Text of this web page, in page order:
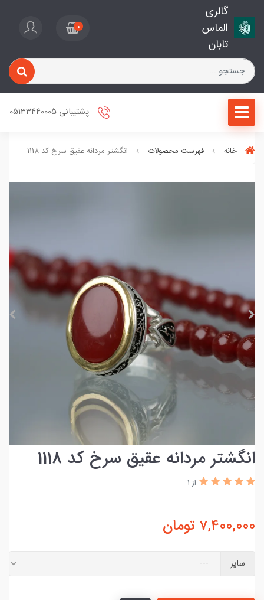
گالری
الماس
تابان
0
پشتیبانی 05133440005
خانه فهرست محصولات انگشتر مردانه عقیق سرخ کد 1118
انگشتر مردانه عقیق سرخ کد 1118
از 1
7,400,000 تومان
سایز